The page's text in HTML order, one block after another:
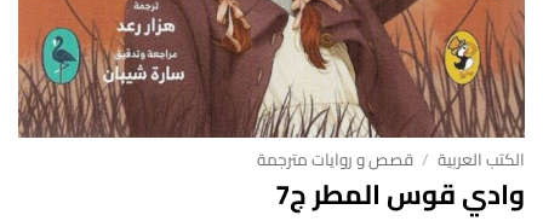
الكتب العربية / قصص و روايات مترجمة
وادي قوس المطر ج7